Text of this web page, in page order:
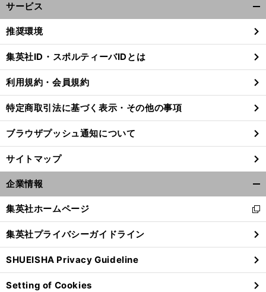
サービス
閉
る
推奨環境
集英社ID・スポルティーバIDとは
利用規約・会員規約
特定商取引法に基づく表示・その他の事項
ブラウザプッシュ通知について
サイトマップ
企業情報
閉
る
集英社ホームページ
新
し
い
ウ
ィ
ン
ド
集英社プライバシーガイドライン
SHUEISHA Privacy Guideline
Setting of Cookies